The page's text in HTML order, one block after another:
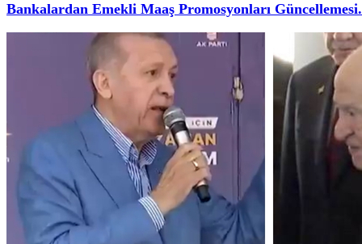
Bankalardan Emekli Maaş Promosyonları